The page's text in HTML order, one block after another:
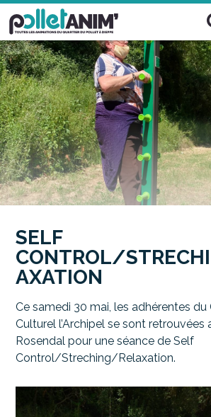
Pollet Anim'
SELF
CONTROL/
AXATION
Ce samedi 30 mai, les adhérentes
Culturel l’Archipel se sont retrouvées
Rosendal pour une séance de Self
Control/Streching/Relaxation.